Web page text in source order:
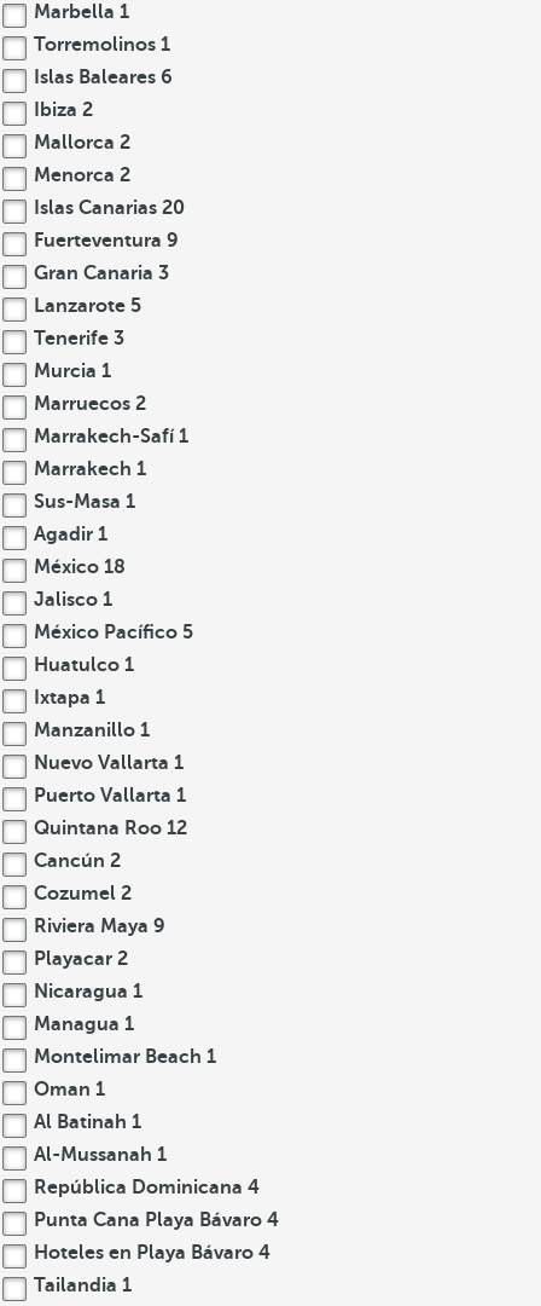
Marbella 1
Torremolinos 1
Islas Baleares 6
Ibiza 2
Mallorca 2
Menorca 2
Islas Canarias 20
Fuerteventura 9
Gran Canaria 3
Lanzarote 5
Tenerife 3
Murcia 1
Marruecos 2
Marrakech-Safí1
Marrakech 1
Sus-Masa 1
Agadir 1
México 18
Jalisco 1
México Pacífico 5
Huatulco 1
Ixtapa 1
Manzanillo 1
Nuevo Vallarta 1
Puerto Vallarta 1
Quintana Roo 12
Cancún 2
Cozumel 2
Riviera Maya 9
Playacar 2
Nicaragua 1
Managua 1
Montelimar Beach 1
Oman 1
Al Batinah 1
Al-Mussanah 1
República Dominicana 4
Punta Cana Playa Bávaro 4
Hoteles en Playa Bávaro 4
Tailandia 1